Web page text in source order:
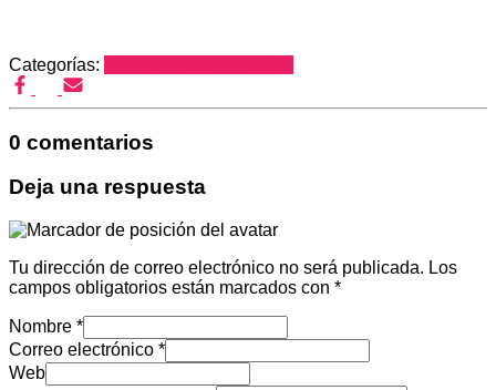
Categorías:
0 comentarios
Deja una respuesta
Tu dirección de correo electrónico no será publicada. Los
campos obligatorios están marcados con *
Nombre *
Correo electrónico *
Web